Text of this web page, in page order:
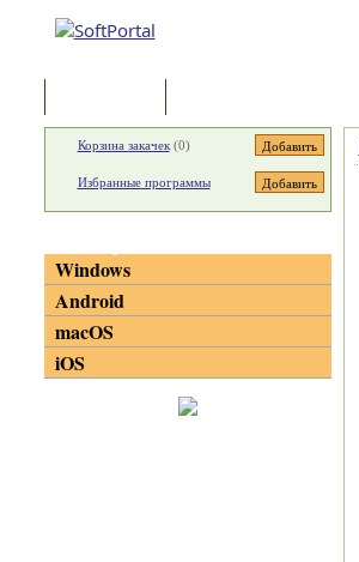
Корзина закачек(0)
Избранные программы
Windows
Android
macOS
iOS